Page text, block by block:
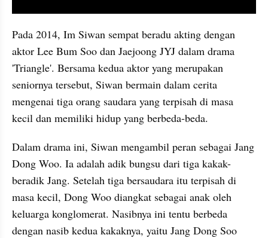
Pada 2014, Im Siwan sempat beradu akting dengan
aktor Lee Bum Soo dan Jaejoong JYJ dalam drama
'Triangle'. Bersama kedua aktor yang merupakan
seniornya tersebut, Siwan bermain dalam cerita
mengenai tiga orang saudara yang terpisah di masa
kecil dan memiliki hidup yang berbeda-beda.
Dalam drama ini, Siwan mengambil peran sebagai Jang
Dong Woo. Ia adalah adik bungsu dari tiga kakak-
beradik Jang. Setelah tiga bersaudara itu terpisah di
masa kecil, Dong Woo diangkat sebagai anak oleh
keluarga konglomerat. Nasibnya ini tentu berbeda
dengan nasib kedua kakaknya, yaitu Jang Dong Soo